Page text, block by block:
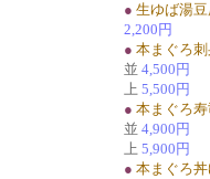
● 生ゆば湯
2,200円
● 本まぐろ
並 4,500円
上 5,500円
● 本まぐろ
並 4,900円
上 5,900円
● 本まぐろ